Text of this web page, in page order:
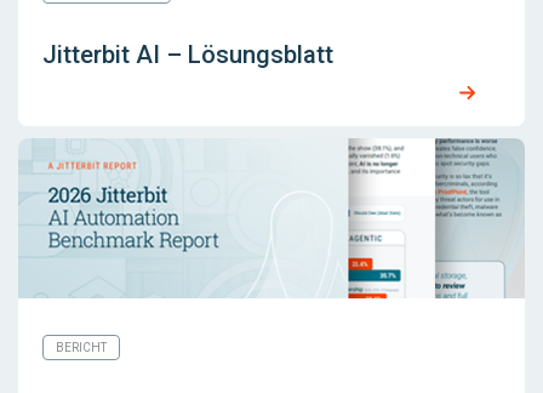
Jitterbit AI – Lösungsblatt
BERICHT